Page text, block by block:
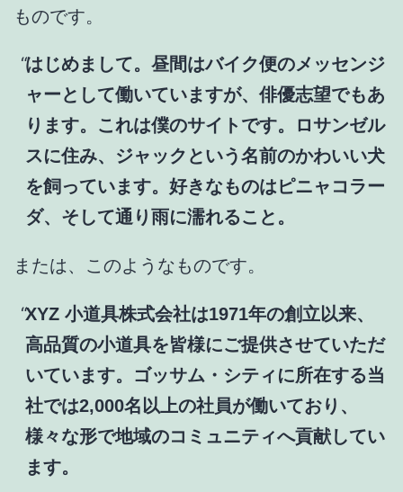
ものです。
はじめまして。昼間はバイク便のメッセンジ
ャーとして働いていますが、俳優志望でもあ
ります。これは僕のサイトです。ロサンゼル
スに住み、ジャックという名前のかわいい犬
を飼っています。好きなものはピニャコラー
ダ、そして通り雨に濡れること。
または、このようなものです。
XYZ 小道具株式会社は1971年の創立以来、
高品質の小道具を皆様にご提供させていただ
いています。ゴッサム・シティに所在する当
社では2,000名以上の社員が働いており、
様々な形で地域のコミュニティへ貢献してい
ます。